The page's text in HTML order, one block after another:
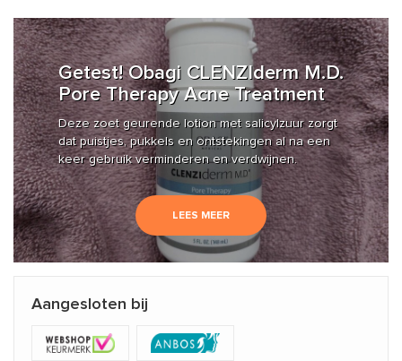
Getest! Obagi CLENZIderm M.D.
Pore Therapy Acne Treatment
Deze zoet geurende lotion met salicylzuur zorgt
dat puistjes, pukkels en ontstekingen al na een
keer gebruik verminderen en verdwijnen.
LEES MEER
Aangesloten bij